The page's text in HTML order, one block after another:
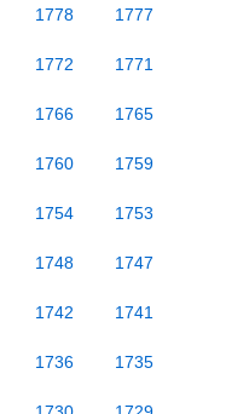
1778 1777
1772 1771
1766 1765
1760 1759
1754 1753
1748 1747
1742 1741
1736 1735